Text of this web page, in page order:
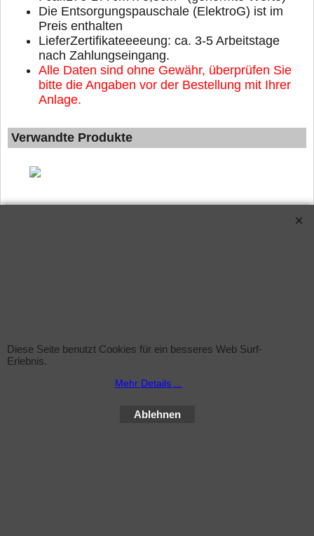
Die Entsorgungspauschale (ElektroG) ist im
Preis enthalten
LieferZertifikateeeeung: ca. 3-5 Arbeitstage
nach Zahlungseingang.
Alle Daten sind ohne Gewähr, überprüfen Sie
bitte die Angaben vor der Bestellung mit Ihrer
Anlage.
Verwandte Produkte
Sprühflasche inkl. Sprühkopf , 1Liter ohne Inhalt
Diese Seite benutzt Cookies für ein besseres Web Surf-
Erlebnis.
Mehr Details ...
Ablehnen